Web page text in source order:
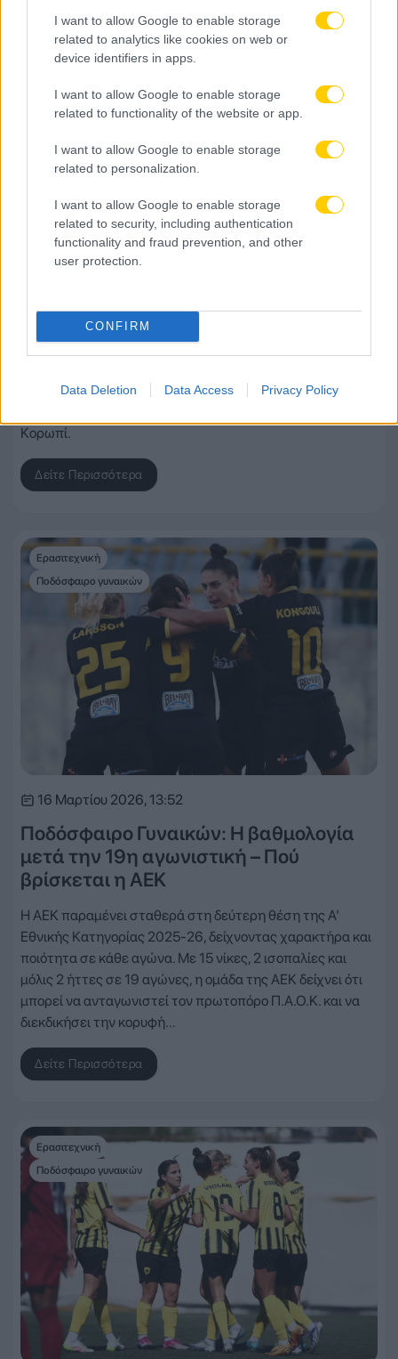
I want to allow Google to enable storage
related to analytics like cookies on web or
device identifiers in apps.
I want to allow Google to enable storage
related to functionality of the website or app.
I want to allow Google to enable storage
related to personalization.
I want to allow Google to enable storage
related to security, including authentication
functionality and fraud prevention, and other
user protection.
CONFIRM
Data Deletion Data Access Privacy Policy
Ερασιτεχνική
Ποδόσφαιρο Γυναικών: Ντέρμπι με
Παναθηναϊκό στο Κορωπί για την ΑΕΚ
Η γυναικεία ομάδα της ΑΕΚ αντιμετωπίζει τον
Κορωπί.
Δείτε Περισσότερα
Ερασιτεχνική
Ποδόσφαιρο γυναικών
16 Μαρτίου 2026, 13:52
Ποδόσφαιρο Γυναικών: Η βαθμολογία
μετά την 19η αγωνιστική – Πού
βρίσκεται η ΑΕΚ
Η ΑΕΚ παραμένει σταθερά στη δεύτερη θέση της Α’
Εθνικής Κατηγορίας 2025-26, δείχνοντας χαρακτήρα και
ποιότητα σε κάθε αγώνα. Με 15 νίκες, 2 ισοπαλίες και
μόλις 2 ήττες σε 19 αγώνες, η ομάδα της ΑΕΚ δείχνει ότι
μπορεί να ανταγωνιστεί τον πρωτοπόρο Π.Α.Ο.Κ. και να
διεκδικήσει την κορυφή…
Δείτε Περισσότερα
Ερασιτεχνική
Ποδόσφαιρο γυναικών